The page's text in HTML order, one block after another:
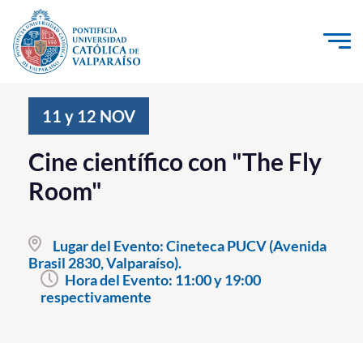
Click acá para ir directamente al contenido
Investigación, Creación e Innovación
PUCV Internacional
Vinculación con el Medio
Admisión
Pregrado
11 y 12 NOV
Cine científico con "The Fly
Room"
Lugar del Evento:Cineteca PUCV (Avenida
Brasil 2830, Valparaíso).
Hora del Evento: 11:00 y 19:00
respectivamente